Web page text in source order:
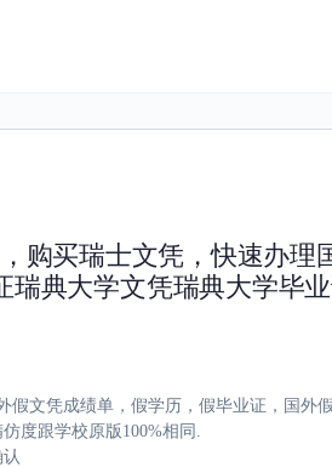
购买瑞士文凭，快速办理
典大学文凭瑞典大学毕
文凭成绩单，假学历，假毕业证，国外
度跟学校原版100%相同.